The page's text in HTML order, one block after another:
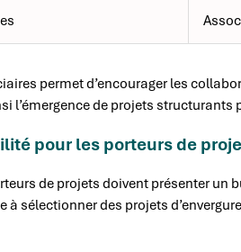
permet d’encourager les
l’émergence de projets
pour les porteurs de
de projets doivent présenter un
à sélectionner des projets